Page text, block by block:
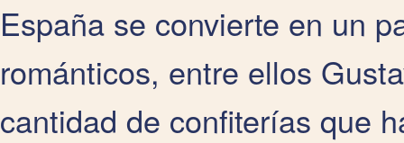
España se convierte en un
románticos, entre ellos
cantidad de confiterías que